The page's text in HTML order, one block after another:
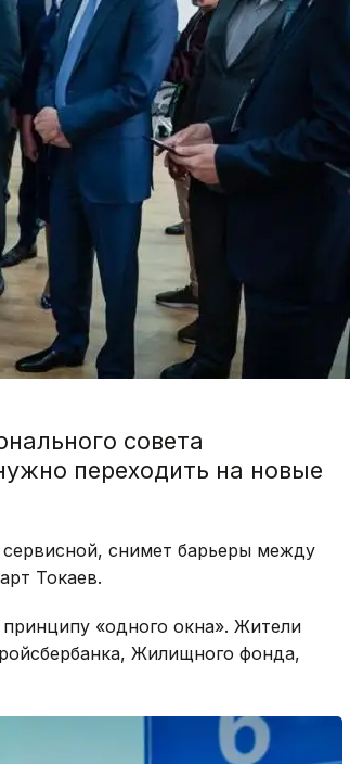
совета
переходить на новые
сервисной, снимет барьеры между
Токаев.
«одного окна». Жители
Жилищного фонда,